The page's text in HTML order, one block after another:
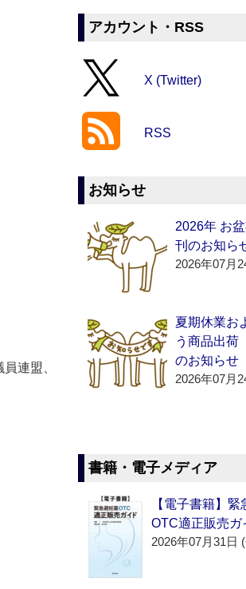
連盟、
アカウント・RSS
X (Twitter)
RSS
お知らせ
2026年 お
刊のお知ら
2026年07月
夏期休業お
う商品出荷
のお知らせ
2026年07月
書籍・電子メディア
【電子書籍】
OTC適正販売ガ
2026年07月31日